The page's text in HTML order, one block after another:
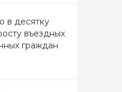
в десятку
въездных
граждан